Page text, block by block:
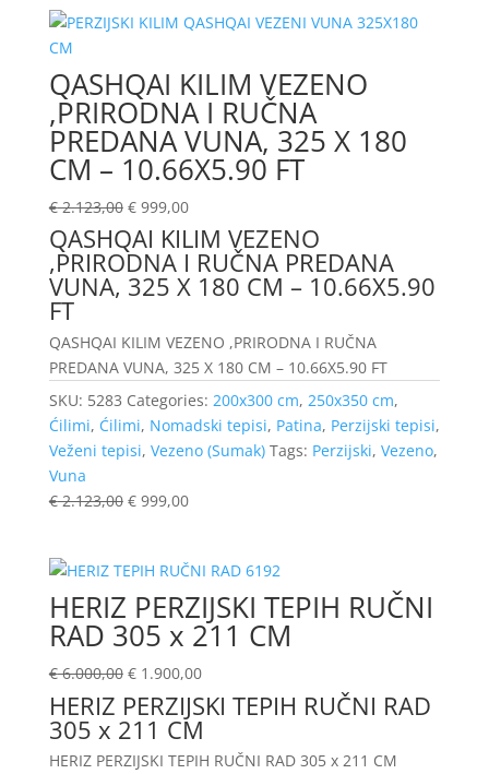
QASHQAI KILIM VEZENO
,PRIRODNA I RUČNA
PREDANA VUNA, 325 X 180
CM – 10.66X5.90 FT
€2.123,00 €999,00
QASHQAI KILIM VEZENO
,PRIRODNA I RUČNA PREDANA
VUNA, 325 X 180 CM – 10.66X5.90
FT
QASHQAI KILIM VEZENO ,PRIRODNA I RUČNA
PREDANA VUNA, 325 X 180 CM – 10.66X5.90 FT
SKU: 5283 Categories: 200x300 cm, 250x350 cm,
Ćilimi, Ćilimi, Nomadski tepisi, Patina, Perzijski tepisi,
Veženi tepisi, Vezeno (Sumak) Tags: Perzijski, Vezeno,
Vuna
€2.123,00 €999,00
HERIZ PERZIJSKI TEPIH RUČNI
RAD 305 x 211 CM
€6.000,00 €1.900,00
HERIZ PERZIJSKI TEPIH RUČNI RAD
305 x 211 CM
HERIZ PERZIJSKI TEPIH RUČNI RAD 305 x 211 CM